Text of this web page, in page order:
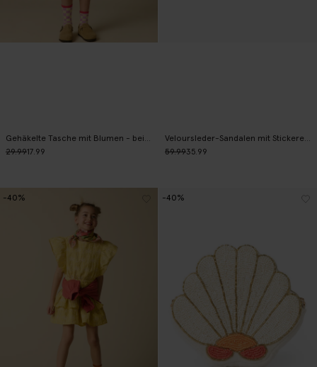
29.9917.99
59.9935.99
-40% -40%